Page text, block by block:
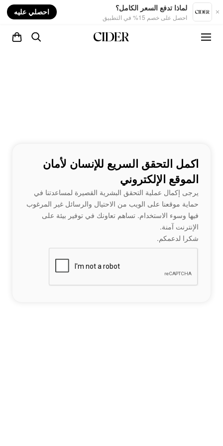
لماذا تدفع السعر الكامل؟
احصل على خصم 15% في التطبيق
احصلي عليه
اكمل التحقق السريع للإنسان لأمان
الموقع الإلكتروني
يرجى إكمال عملية التحقق البشرية القصيرة لمساعدتنا في
حماية موقعنا على الويب من الاحتيال والرسائل غير المرغوب
فيها وسوء الاستخدام. تساهم تعاونك في توفير بيئة على
الإنترنت آمنة.
شكرا لدعمكم.